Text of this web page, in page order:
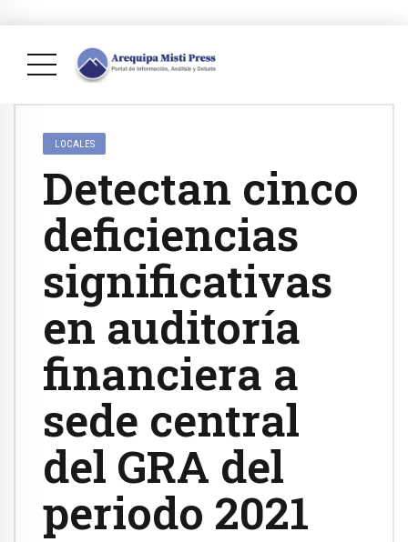
LOCALES
Detectan cinco
deficiencias
significativas
en auditoría
financiera a
sede central
del GRA del
periodo 2021